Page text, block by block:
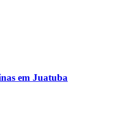
em Juatuba